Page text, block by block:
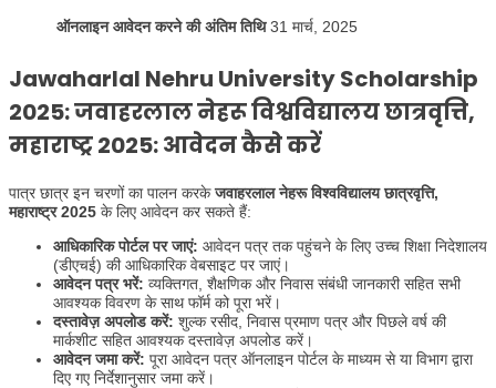
ऑनलाइन आवेदन करने की अंतिम तिथि 31 मार्च, 2025
Jawaharlal Nehru University Scholarship
2025: जवाहरलाल नेहरू विश्वविद्यालय छात्रवृत्ति,
महाराष्ट्र 2025: आवेदन कैसे करें
पात्र छात्र इन चरणों का पालन करकेजवाहरलाल नेहरू विश्वविद्यालय छात्रवृत्ति,
महाराष्ट्र 2025 के लिए आवेदन कर सकते हैं:
आधिकारिक पोर्टल पर जाएं: आवेदन पत्र तक पहुंचने के लिए उच्च शिक्षा निदेशालय
(डीएचई) की आधिकारिक वेबसाइट पर जाएं।
आवेदन पत्र भरें: व्यक्तिगत, शैक्षणिक और निवास संबंधी जानकारी सहित सभी
आवश्यक विवरण के साथ फॉर्म को पूरा भरें।
दस्तावेज़ अपलोड करें: शुल्क रसीद, निवास प्रमाण पत्र और पिछले वर्ष की
मार्कशीट सहित आवश्यक दस्तावेज़ अपलोड करें।
आवेदन जमा करें: पूरा आवेदन पत्र ऑनलाइन पोर्टल के माध्यम से या विभाग द्वारा
दिए गए निर्देशानुसार जमा करें।